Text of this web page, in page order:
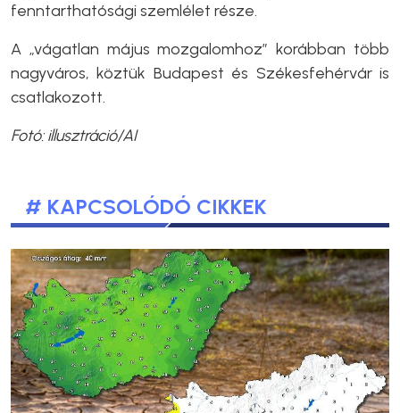
fenntarthatósági szemlélet része.
A „vágatlan május mozgalomhoz” korábban több
nagyváros, köztük Budapest és Székesfehérvár is
csatlakozott.
Fotó: illusztráció/AI
# KAPCSOLÓDÓ CIKKEK